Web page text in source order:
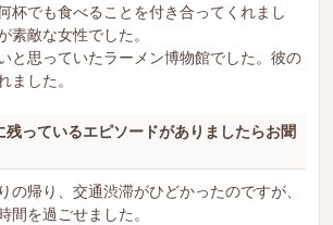
杯でも食べることを付き合ってくれまし
素敵な女性でした。
と思っていたラーメン博物館でした。彼の
ました。
残っているエピソードがありましたらお聞
の帰り、交通渋滞がひどかったのですが、
間を過ごせました。